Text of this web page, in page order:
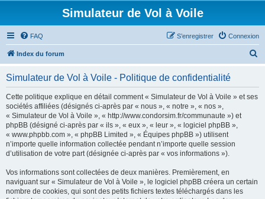
Simulateur de Vol à Voile
FAQ Connexion
S’enregistrer
Index du forum
Simulateur de Vol à Voile - Politique de confidentialité
Cette politique explique en détail comment « Simulateur de Vol à Voile » et ses
sociétés affiliées (désignés ci-après par « nous », « notre », « nos »,
« Simulateur de Vol à Voile », « http://www.condorsim.fr/communaute ») et
phpBB (désigné ci-après par « ils », « eux », « leur », « logiciel phpBB »,
« www.phpbb.com », « phpBB Limited », « Équipes phpBB ») utilisent
n’importe quelle information collectée pendant n’importe quelle session
d’utilisation de votre part (désignée ci-après par « vos informations »).
Vos informations sont collectées de deux manières. Premièrement, en
naviguant sur « Simulateur de Vol à Voile », le logiciel phpBB créera un certain
nombre de cookies, qui sont des petits fichiers textes téléchargés dans les